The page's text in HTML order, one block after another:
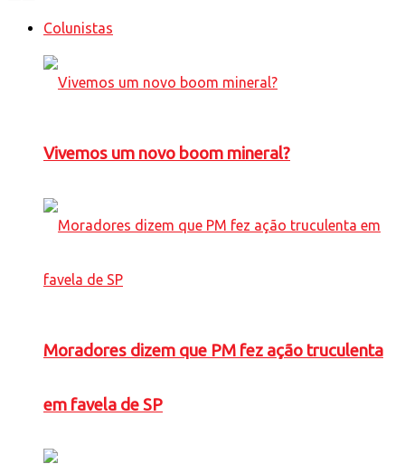
Colunistas
Vivemos um novo boom mineral?
Moradores dizem que PM fez ação truculenta
em favela de SP